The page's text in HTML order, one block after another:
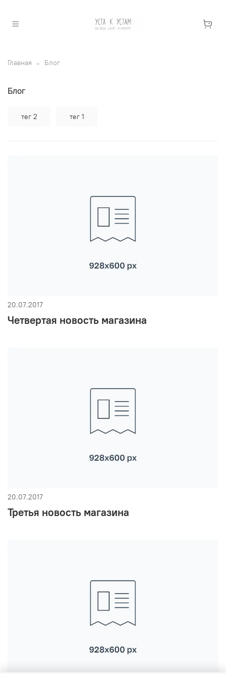
Главная Блог
Блог
тег 2 тег 1
20.07.2017
Четвертая новость магазина
20.07.2017
Третья новость магазина